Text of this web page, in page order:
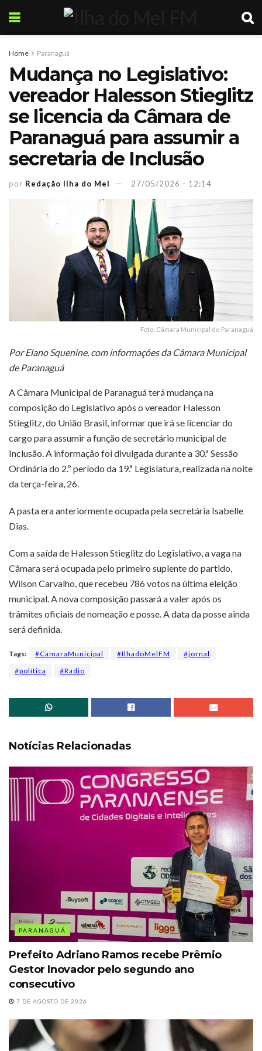
Home Paranaguá
Mudança no Legislativo:
vereador Halesson Stieglitz
se licencia da Câmara de
Paranaguá para assumir a
secretaria de Inclusão
por Redação Ilha do Mel 27/05/2026 - 12:14
Foto: Câmara Municipal de Paranaguá
Por Elano Squenine, com informações da Câmara Municipal
de Paranaguá
A Câmara Municipal de Paranaguáterá mudança na
composição do Legislativo após o vereador Halesson
Stieglitz, do União Brasil, informar que irá se licenciar do
cargo para assumir a função de secretário municipal de
Inclusão. A informação foi divulgada durante a 30.ª Sessão
Ordinária do 2.º período da 19.ª Legislatura, realizada na noite
da terça-feira, 26.
A pasta era anteriormente ocupada pela secretária Isabelle
Dias.
Com a saída de Halesson Stieglitz do Legislativo, a vaga na
Câmara será ocupada pelo primeiro suplente do partido,
Wilson Carvalho, que recebeu 786 votos na última eleição
municipal. A nova composição passará a valer após os
trâmites oficiais de nomeação e posse. A data da posse ainda
será definida.
Tags: #CamaraMunicipal #IlhadoMelFM
#jornal
#política
#Radio
Notícias Relacionadas
PARANAGUÁ
Prefeito Adriano Ramos recebe Prêmio
Gestor Inovador pelo segundo ano
consecutivo
7 DE AGOSTO DE 2026